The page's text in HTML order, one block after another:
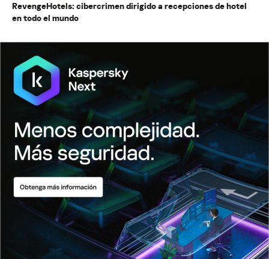
RevengeHotels: cibercrimen dirigido a recepciones de hotel
en todo el mundo